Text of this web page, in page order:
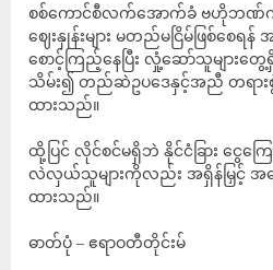
စစ်ကောင်စီလက်အောက်ခံ ဗဟိုဘဏ်က
ဈေးနှုန်းများ မတည်မငြိမ်ဖြစ်စေ
စောင့်ကြည့်နေပြီး လှုံ့ဆော်သူများတွေ့
သိမ်း၍ တည်ဆဲဥပဒေနှင့်အညီ တရားစွဲ
ထားသည်။
ထို့ပြင် လိုင်စင်မရှိဘဲ နိုင်ငံခြား ငွေကြေး
လဲလှယ်သူများကိုလည်း အရှိန်မြှင့် အရ
ထားသည်။
ဓာတ်ပုံ – ဧရာဝတီတိုင်းမ်